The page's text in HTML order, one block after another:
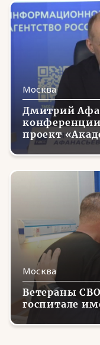
Москва
Дмитрий
проект
Москва
Ветераны
госпитале